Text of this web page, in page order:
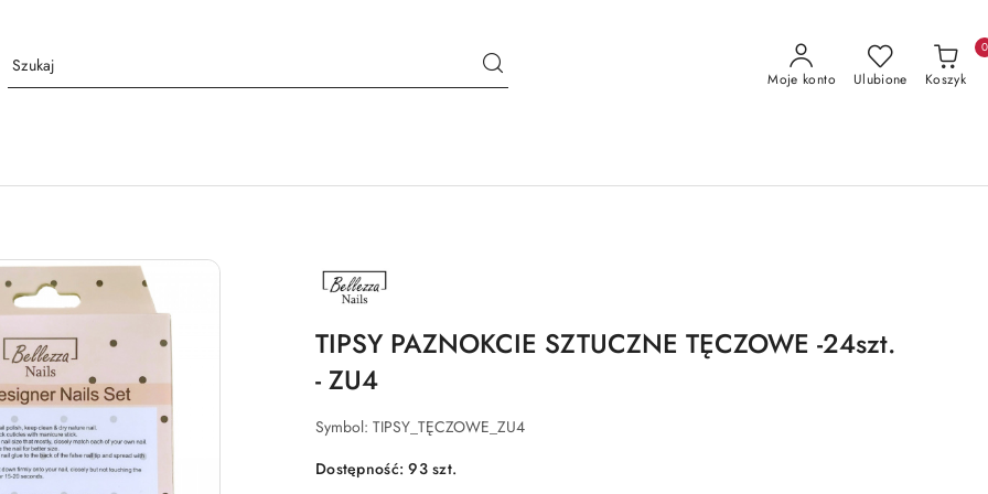
Moje konto Ulubione Koszyk
0
NAZWA
PRODUCENTA:
BELLEZZA
TIPSY PAZNOKCIE SZTUCZNE TĘCZOWE -24szt.
- ZU4
Symbol: TIPSY_TĘCZOWE_ZU4
Dostępność:93szt.